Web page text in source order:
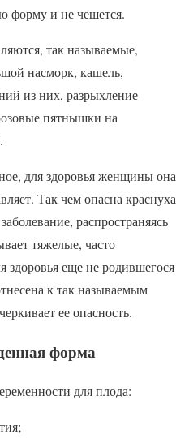
форму и не чешется.
так называемые,
насморк, кашель,
из них, разрыхление
пятнышки на
для здоровья женщины она
Так чем опасна краснуха
распространяясь
тяжелые, часто
здоровья еще не родившегося
к так называемым
ее опасность.
форма
для плода: